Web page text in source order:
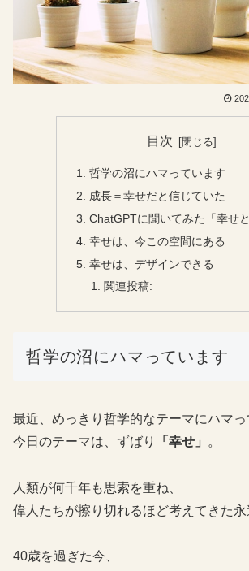
目次
哲学の沼にハマっています
成長＝幸せだと信じていた
ChatGPTに聞いてみた「幸せと
幸せは、今この空間にある
幸せは、デザインできる
関連投稿:
哲学の沼にハマっています
最近、めっきり哲学的なテーマにハマっ
今日のテーマは、ずばり
「幸せ」 。
人類が何千年も思索を重ね、
偉人たちが擦り切れるほど考えてきた永
40歳を過ぎた今、